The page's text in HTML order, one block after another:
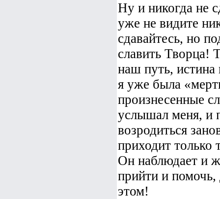
Ну и никогда не
уже не видите
сдавайтесь, но
славить Творца!
наш путь, истина
я уже была
произнесенные
услышал меня, и
возродиться
приходит только
Он наблюдает и
прийти и
этом!